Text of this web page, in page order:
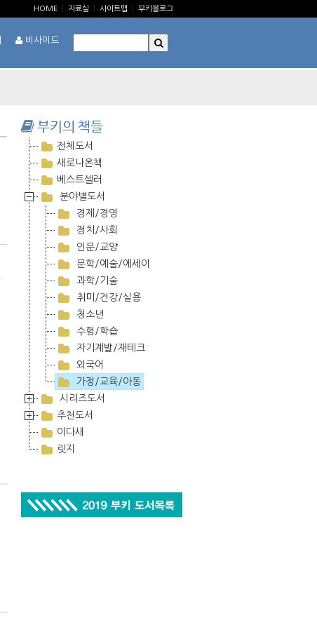
HOME 자료실 사이트맵 부키블로그
비사이드
부키의 책들
전체도서
새로나온책
베스트셀러
분야별도서
경제/경영
정치/사회
인문/교양
문학/예술/에세이
과학/기술
취미/건강/실용
청소년
수험/학습
자기계발/재테크
외국어
가정/교육/아동
시리즈도서
추천도서
이다새
릿지